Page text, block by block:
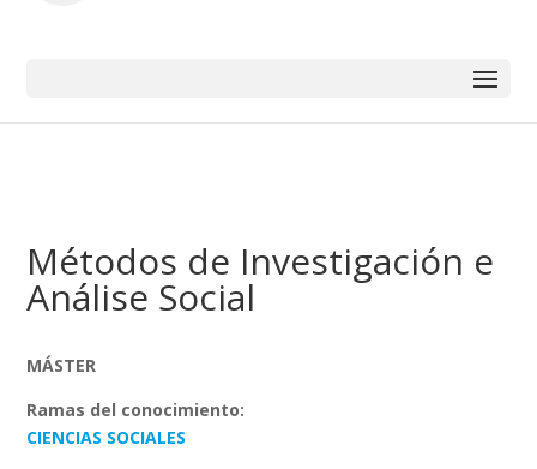
Métodos de Investigación e
Análise Social
MÁSTER
Ramas del conocimiento:
CIENCIAS SOCIALES